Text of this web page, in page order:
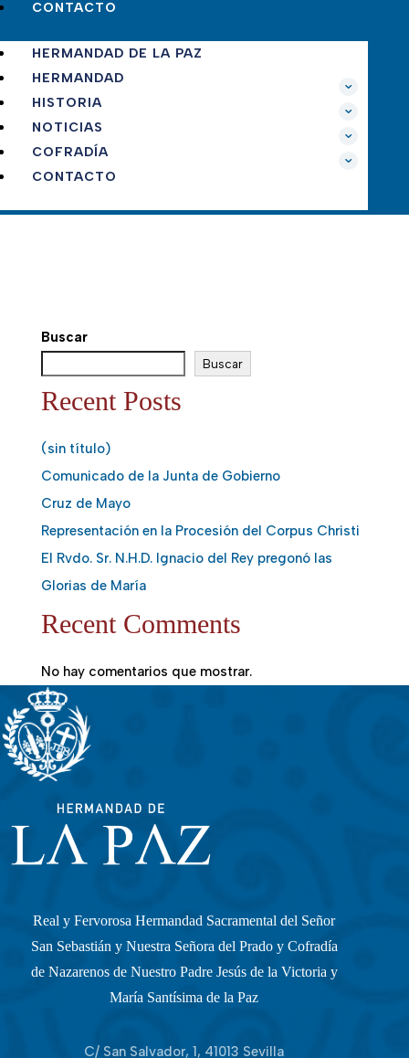
CONTACTO
HERMANDAD DE LA PAZ
HERMANDAD
HISTORIA
NOTICIAS
COFRADÍA
CONTACTO
Buscar
Buscar
Recent Posts
(sin título)
Comunicado de la Junta de Gobierno
Cruz de Mayo
Representación en la Procesión del Corpus Christi
El Rvdo. Sr. N.H.D. Ignacio del Rey pregonó las
Glorias de María
Recent Comments
No hay comentarios que mostrar.
Real y Fervorosa Hermandad Sacramental del Señor
San Sebastián y Nuestra Señora del Prado y Cofradía
de Nazarenos de Nuestro Padre Jesús de la Victoria y
María Santísima de la Paz
C/ San Salvador, 1, 41013 Sevilla